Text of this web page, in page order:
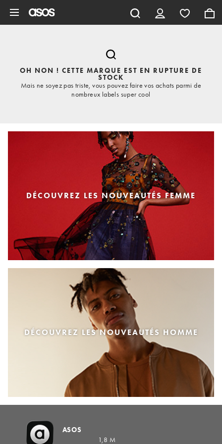
OH NON ! CETTE MARQUE EST EN RUPTURE DE
STOCK
Mais ne soyez pas triste, vous pouvez faire vos achats parmi de
nombreux labels super cool
DÉCOUVREZ LES NOUVEAUTÉS FEMME
DÉCOUVREZ LES NOUVEAUTÉS HOMME
ASOS
1,8 M